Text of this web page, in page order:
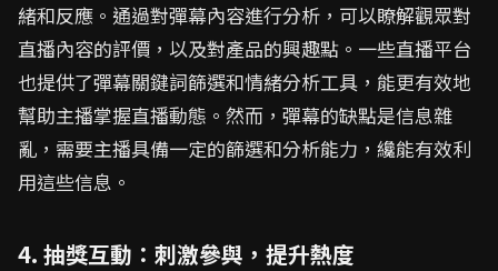
緒和反應。通過對彈幕內容進行分析，可以瞭解觀眾對
直播內容的評價，以及對產品的興趣點。一些直播平台
也提供了彈幕關鍵詞篩選和情緒分析工具，能更有效地
幫助主播掌握直播動態。然而，彈幕的缺點是信息雜
亂，需要主播具備一定的篩選和分析能力，纔能有效利
用這些信息。
4. 抽獎互動：刺激參與，提升熱度